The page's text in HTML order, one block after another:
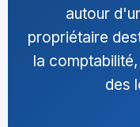
autour
propriétaire
la
des